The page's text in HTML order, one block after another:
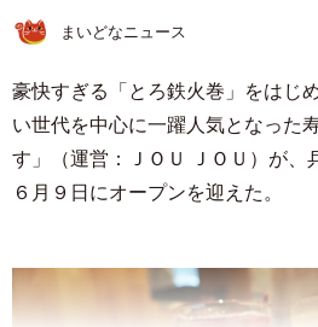
まいどなニュース
豪快すぎる「とろ鉄火巻」をはじ
い世代を中心に一躍人気となった
す」（運営：ＪＯＵ ＪＯＵ）が、
６月９日にオープンを迎えた。